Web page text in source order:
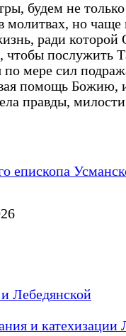
будем не только
но чаще
ради которой
чтобы послужить
мере сил
помощь Божию,
правды,
епископа